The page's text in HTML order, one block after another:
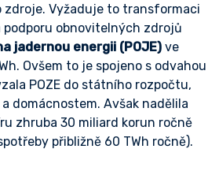
Vyžaduje to transformaci
podporu obnovitelných zdrojů
jadernou energii (POJE) ve
Ovšem to je spojeno s odvahou
POZE do státního rozpočtu,
domácnostem. Avšak nadělila
zhruba 30 miliard korun ročně
přibližně 60 TWh ročně).